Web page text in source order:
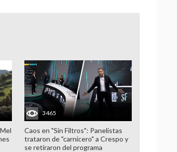
3465
Caos en "Sin Filtros": Panelistas
trataron de "carnicero" a Crespo y
se retiraron del programa